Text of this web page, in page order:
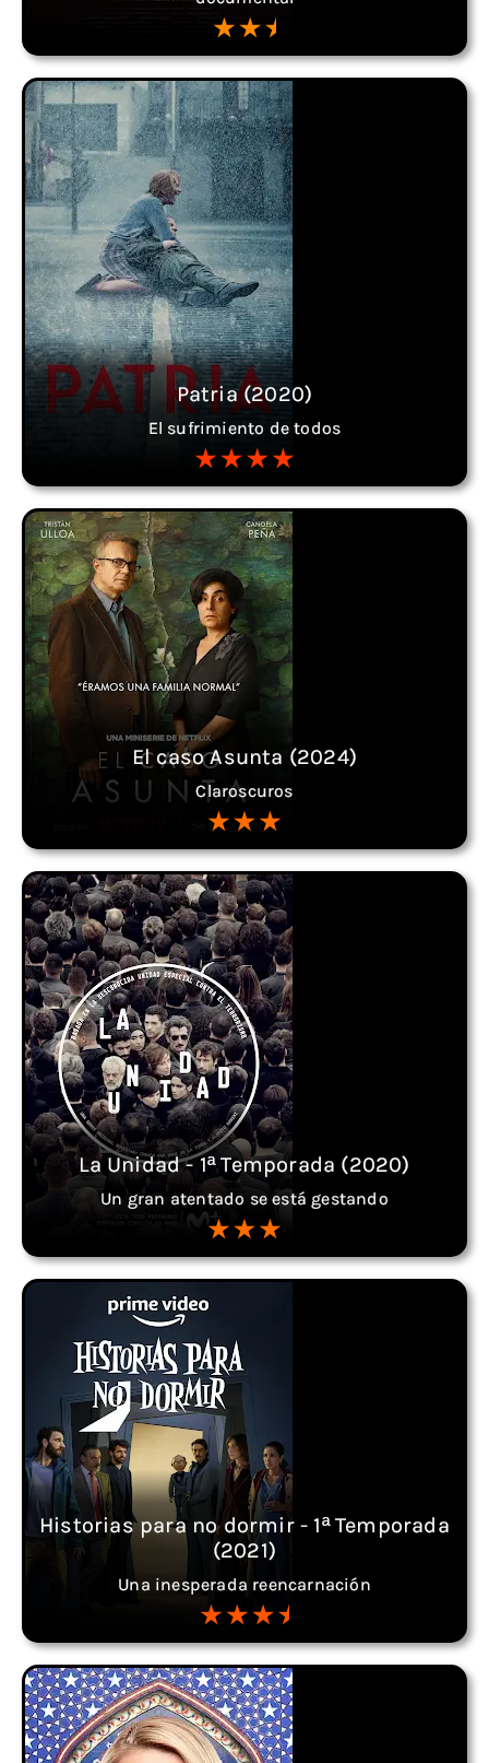
Patria (2020)
El sufrimiento de todos
El caso Asunta (2024)
Claroscuros
La Unidad - 1ª Temporada (2020)
Un gran atentado se está gestando
Historias para no dormir - 1ª Temporada
(2021)
Una inesperada reencarnación